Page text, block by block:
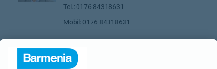
Tel.: 0176 84318631
Mobil: 0176 84318631